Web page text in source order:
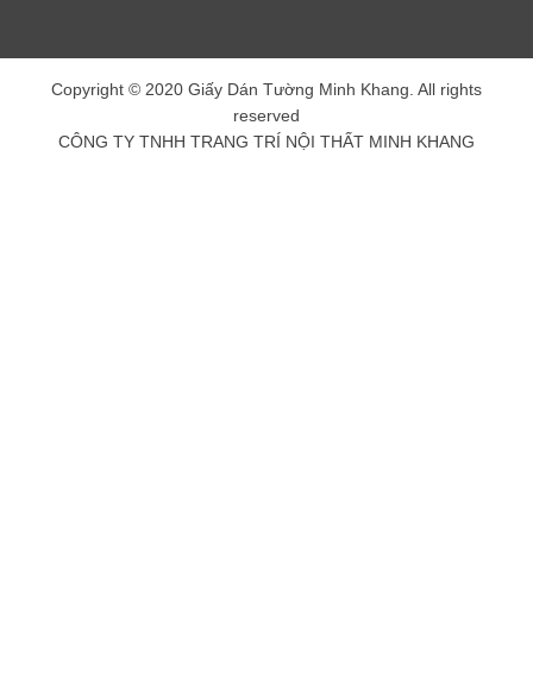
Copyright © 2020 Giấy Dán Tường Minh Khang. All rights
reserved
CÔNG TY TNHH TRANG TRÍ NỘI THẤT MINH KHANG